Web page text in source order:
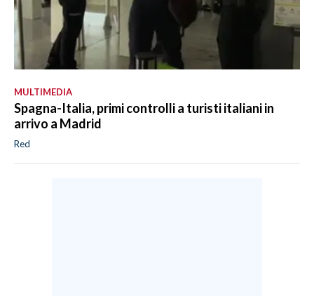
MULTIMEDIA
Spagna-Italia, primi controlli a turisti italiani in
arrivo a Madrid
Red